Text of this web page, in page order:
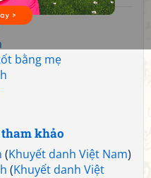
bằng mẹ
khảo
(Khuyết danh Việt Nam)
(Khuyết danh Việt